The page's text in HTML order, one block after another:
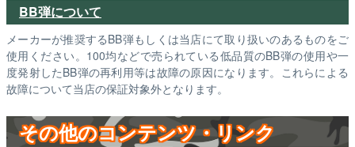
BB弾について
メーカーが推奨するBB弾もしくは当店にて取り扱いのあるものをご
使用ください。100均などで売られている低品質のBB弾の使用や一
度発射したBB弾の再利用等は故障の原因になります。これらによる
故障について当店の保証対象外となります。
その他のコンテンツ・リンク